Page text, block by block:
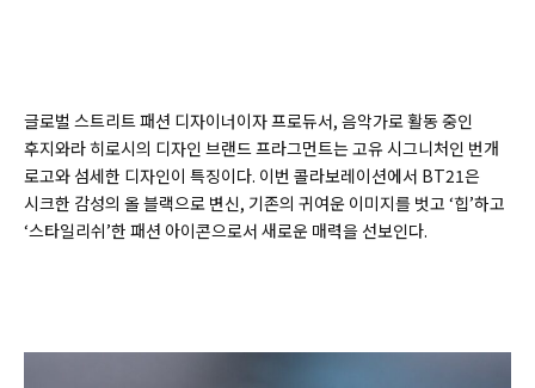
글로벌 스트리트 패션 디자이너이자 프로듀서, 음악가로 활동 중인
후지와라 히로시의 디자인 브랜드 프라그먼트는 고유 시그니처인 번개
로고와 섬세한 디자인이 특징이다. 이번 콜라보레이션에서 BT21은
시크한 감성의 올 블랙으로 변신, 기존의 귀여운 이미지를 벗고 ‘힙’하고
‘스타일리쉬’한 패션 아이콘으로서 새로운 매력을 선보인다.